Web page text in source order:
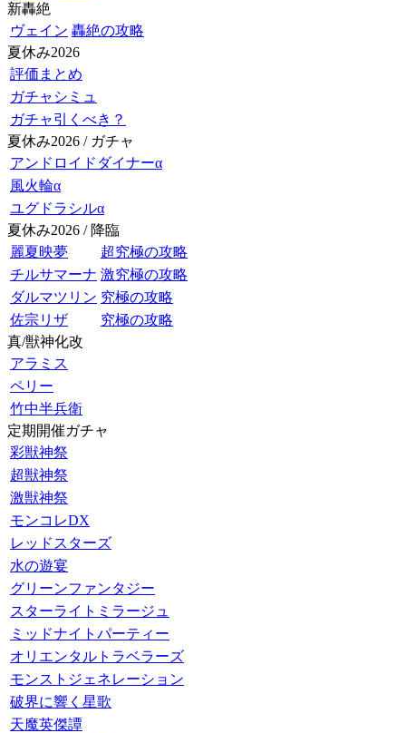
新轟絶
ヴェイン 轟絶の攻略
夏休み2026
評価まとめ
ガチャシミュ
ガチャ引くべき？
夏休み2026 / ガチャ
アンドロイドダイナーα
風火輪α
ユグドラシルα
夏休み2026 / 降臨
麗夏映夢
超究極の攻略
チルサマーナ 激究極の攻略
ダルマツリン 究極の攻略
佐宗リザ
究極の攻略
真/獣神化改
アラミス
ペリー
竹中半兵衛
定期開催ガチャ
彩獣神祭
超獣神祭
激獣神祭
モンコレDX
レッドスターズ
水の遊宴
グリーンファンタジー
スターライトミラージュ
ミッドナイトパーティー
オリエンタルトラベラーズ
モンストジェネレーション
破界に響く星歌
天魔英傑譚